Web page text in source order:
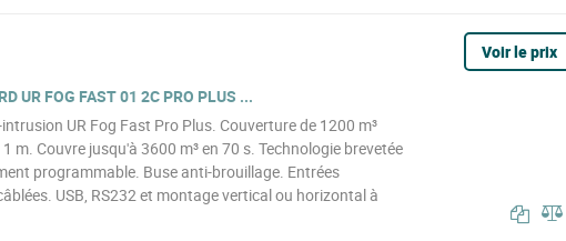
UR FOG FAST 01 2C PRO PLUS ...
UR Fog Fast Pro Plus. Couverture de 1200 m³
m. Couvre jusqu'à 3600 m³ en 70 s. Technologie brevetée
programmable. Buse anti-brouillage. Entrées
USB, RS232 et montage vertical ou horizontal à
Voir le prix